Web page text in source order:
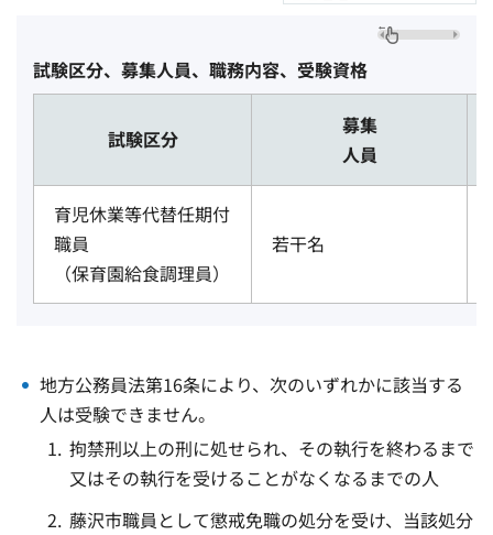
試験区分、募集人員、職務内容、受験資格
試験区分
募集
人員
育児休業等代替任期付
職員
（保育園給食調理員）
若干名
地方公務員法第16条により、次のいずれかに該当する
人は受験できません。
拘禁刑以上の刑に処せられ、その執行を終わるまで
又はその執行を受けることがなくなるまでの人
藤沢市職員として懲戒免職の処分を受け、当該処分